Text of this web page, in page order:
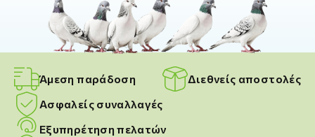
Άμεση παράδοση
Διεθνείς αποστολές
Ασφαλείς συναλλαγές
Εξυπηρέτηση πελατών